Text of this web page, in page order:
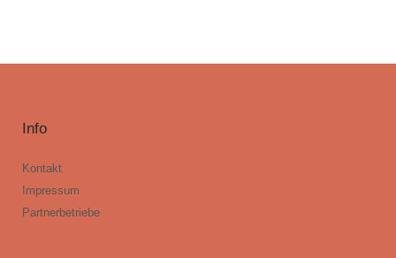
Info
Kontakt
Impressum
Partnerbetriebe